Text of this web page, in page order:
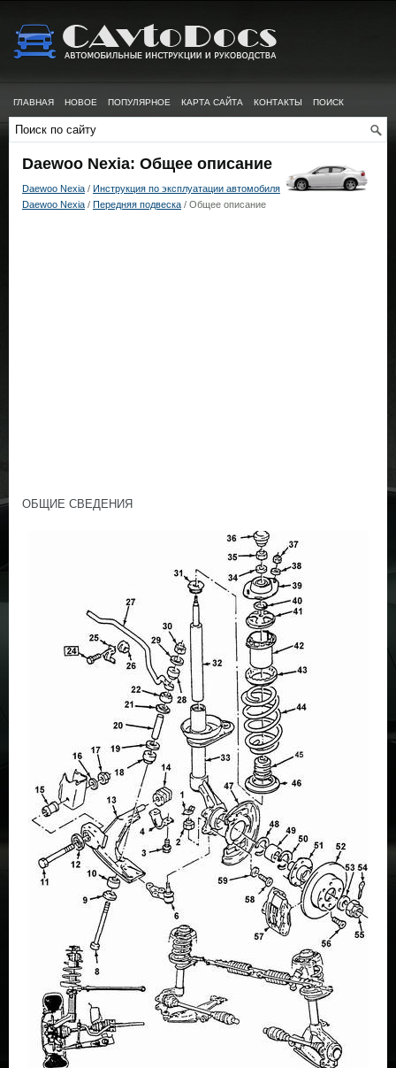
ГЛАВНАЯ НОВОЕ ПОПУЛЯРНОЕ КАРТА САЙТА КОНТАКТЫ ПОИСК
Daewoo Nexia: Общее описание
Daewoo Nexia / Инструкция по эксплуатации автомобиля
Daewoo Nexia / Передняя подвеска / Общее описание
ОБЩИЕ СВЕДЕНИЯ